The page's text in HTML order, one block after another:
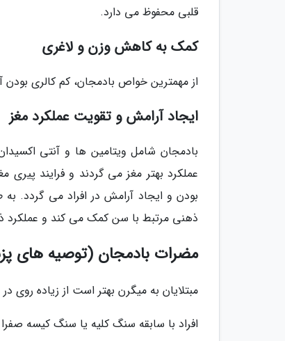
قلبی محفوظ می دارد.
کمک به کاهش وزن و لاغری
از مهمترین خواص بادمجان، کم کالری
ایجاد آرامش و تقویت عملکرد مغز
بادمجان شامل ویتامین ها و آنتی
عملکرد بهتر مغز می گردند و فرایند
بودن و ایجاد آرامش در افراد می گردد.
ذهنی مرتبط با سن کمک می کند و عملکرد
مضرات بادمجان (توصیه های
مبتلایان به میگرن بهتر است از زیاده روی
افراد با سابقه سنگ کلیه یا سنگ کیسه